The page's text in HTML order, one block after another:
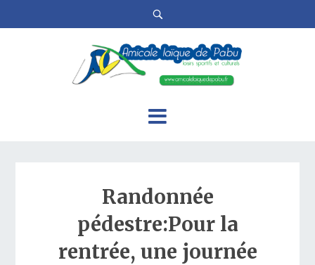
Randonnée
pédestre:Pour la
rentrée, une journée